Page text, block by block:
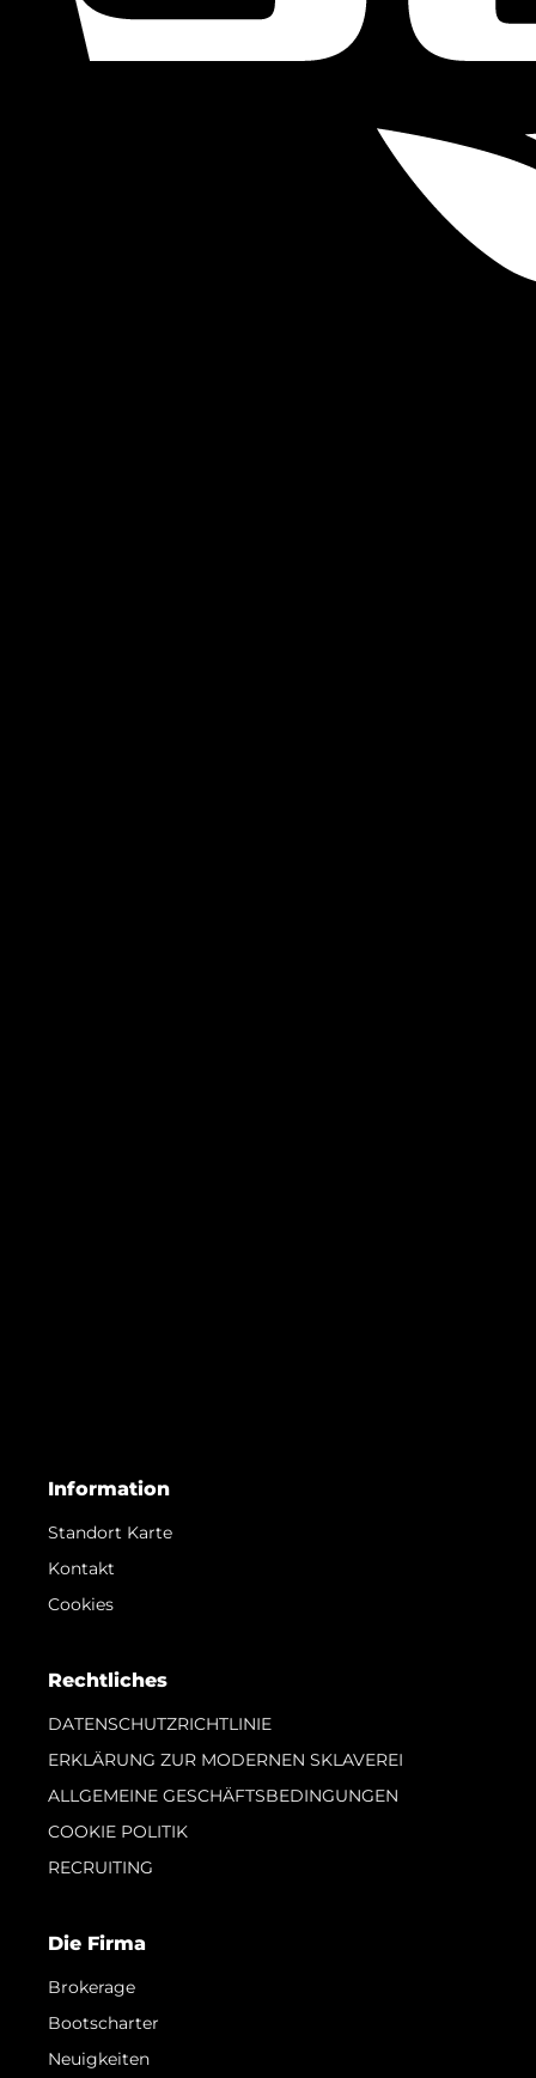
Information
Standort Karte
Kontakt
Cookies
Rechtliches
DATENSCHUTZRICHTLINIE
ERKLÄRUNG ZUR MODERNEN SKLAVEREI
ALLGEMEINE GESCHÄFTSBEDINGUNGEN
COOKIE POLITIK
RECRUITING
Die Firma
Brokerage
Bootscharter
Neuigkeiten